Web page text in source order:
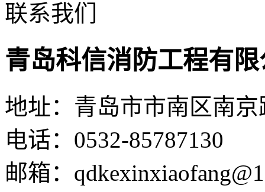
联系我们
青岛科信消防工程有
地址：青岛市市南区南京
电话：0532-85787130
邮箱：